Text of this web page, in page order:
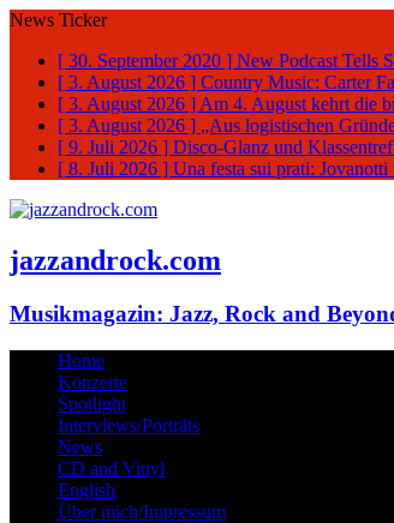
News Ticker
[ 30. September 2020 ] New Podcast Tells
[ 3. August 2026 ] Country Music: Carter
[ 3. August 2026 ] Am 4. August kehrt die
[ 3. August 2026 ] „Aus logistischen
[ 9. Juli 2026 ] Disco-Glanz und
[ 8. Juli 2026 ] Una festa sui prati:
jazzandrock.com
Musikmagazin: Jazz, Rock and
Home
Konzerte
Spotlight
Interviews/Porträts
News
CD and Vinyl
English
Über mich/Impressum